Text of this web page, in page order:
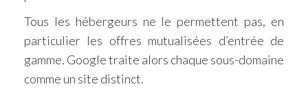
Tous les hébergeurs ne le permettent pas, en
particulier les offres mutualisées d’entrée de
gamme. Google traite alors chaque sous-domaine
comme un site distinct.